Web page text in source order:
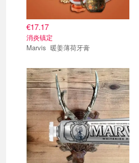
€17.17
消炎镇定
Marvis 暖姜薄荷牙膏